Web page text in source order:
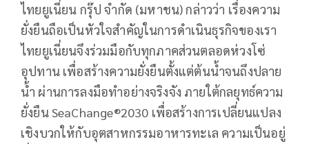
ไทยยูเนี่ยน กรุ๊ป จำกัด (มหาชน) กล่าวว่า เรื่องความ
ยั่งยืนถือเป็นหัวใจสำคัญในการดำเนินธุรกิจของเรา
ไทยยูเนี่ยนจึงร่วมมือกับทุกภาคส่วนตลอดห่วงโซ่
อุปทาน เพื่อสร้างความยั่งยืนตั้งแต่ต้นน้ำจนถึงปลาย
น้ำ ผ่านการลงมือทำอย่างจริงจัง ภายใต้กลยุทธ์ความ
ยั่งยืน SeaChange®2030 เพื่อสร้างการเปลี่ยนแปลง
เชิงบวกให้กับอุตสาหกรรมอาหารทะเล ความเป็นอยู่